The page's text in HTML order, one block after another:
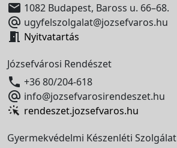
 1082 Budapest, Baross u. 66–68.
 ugyfelszolgalat@jozsefvaros.hu
 Nyitvatartás
Józsefvárosi Rendészet
 +36 80/204-618
 info@jozsefvarosirendeszet.hu
rendeszet.jozsefvaros.hu
Gyermekvédelmi Készenléti Szolgálat